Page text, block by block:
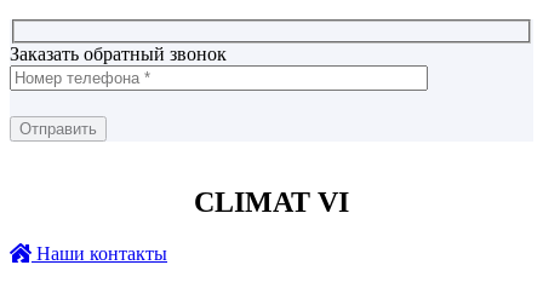
Заказать обратный звонок
CLIMAT VI
Наши контакты